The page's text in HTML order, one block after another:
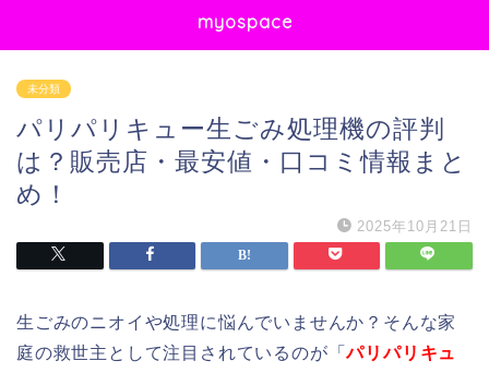
myospace
未分類
パリパリキュー生ごみ処理機の評判
は？販売店・最安値・口コミ情報まと
め！
2025年10月21日
生ごみのニオイや処理に悩んでいませんか？そんな家
庭の救世主として注目されているのが「パリパリキュ